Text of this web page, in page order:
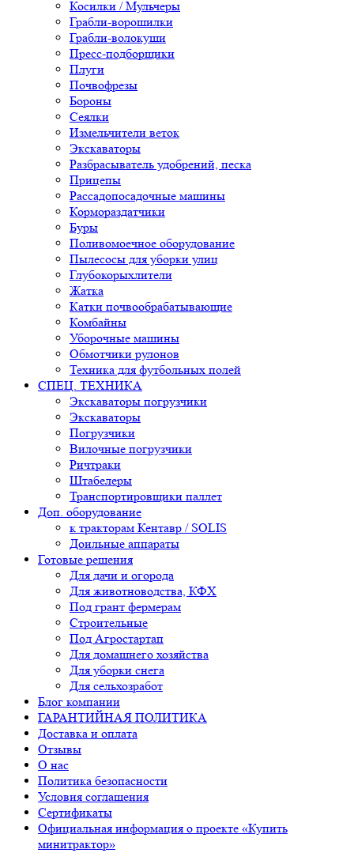
Косилки / Мульчеры
Грабли-ворошилки
Грабли-волокуши
Пресс-подборщики
Плуги
Почвофрезы
Бороны
Сеялки
Измельчители веток
Экскаваторы
Разбрасыватель удобрений, песка
Прицепы
Рассадопосадочные машины
Кормораздатчики
Буры
Поливомоечное оборудование
Пылесосы для уборки улиц
Глубокорыхлители
Жатка
Катки почвообрабатывающие
Комбайны
Уборочные машины
Обмотчики рулонов
Техника для футбольных полей
СПЕЦ. ТЕХНИКА
Экскаваторы погрузчики
Экскаваторы
Погрузчики
Вилочные погрузчики
Ричтраки
Штабелеры
Транспортировщики паллет
Доп. оборудование
к тракторам Кентавр / SOLIS
Доильные аппараты
Готовые решения
Для дачи и огорода
Для животноводства, КФХ
Под грант фермерам
Строительные
Под Агростартап
Для домашнего хозяйства
Для уборки снега
Для сельхозработ
Блог компании
ГАРАНТИЙНАЯ ПОЛИТИКА
Доставка и оплата
Отзывы
О нас
Политика безопасности
Условия соглашения
Сертификаты
Официальная информация о проекте «Купить
минитрактор»